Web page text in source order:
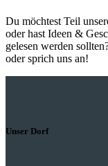
Du möchtest Teil
oder hast Ideen &
gelesen werden
oder sprich uns an!
Unser Dorf